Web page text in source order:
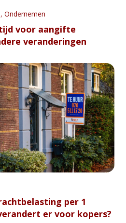
, Ondernemen
voor aangifte
veranderingen
per 1
er voor kopers?